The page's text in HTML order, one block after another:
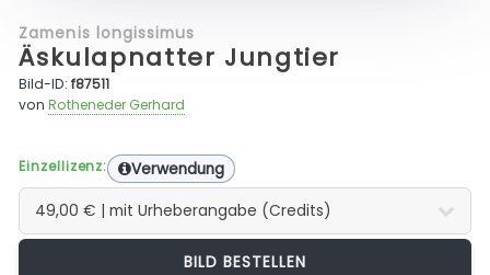
Zamenis longissimus
Äskulapnatter Jungtier
Bild-ID:f87511
vonRotheneder Gerhard
Einzellizenz: Verwendung
BILD BESTELLEN